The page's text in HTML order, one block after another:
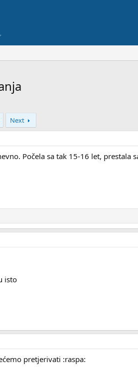
Next
Počela sa tak 15-16 let, prestala
isto
pretjerivati :raspa: